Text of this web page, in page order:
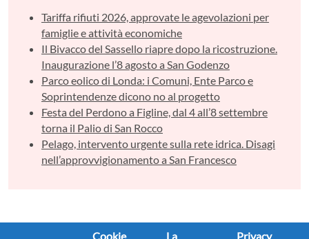
Tariffa rifiuti 2026, approvate le agevolazioni per
famiglie e attività economiche
Il Bivacco del Sassello riapre dopo la ricostruzione.
Inaugurazione l’8 agosto a San Godenzo
Parco eolico di Londa: i Comuni, Ente Parco e
Soprintendenze dicono no al progetto
Festa del Perdono a Figline, dal 4 all’8 settembre
torna il Palio di San Rocco
Pelago, intervento urgente sulla rete idrica. Disagi
nell’approvvigionamento a San Francesco
Cookie La Privacy